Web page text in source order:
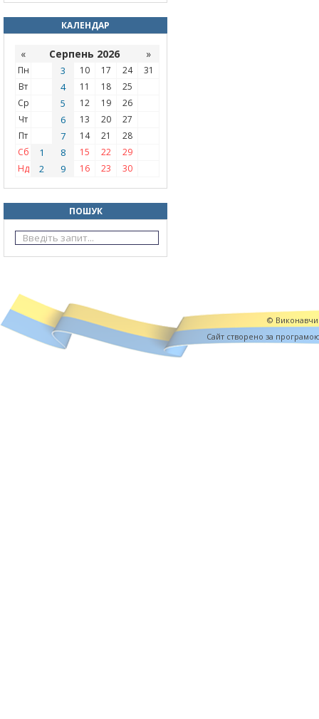
КАЛЕНДАР
« Серпень 2026 »
Пн 3 10 17 24
31
Вт
4 11 18
25
Ср
5 12 19
26
Чт
6 13 20
27
Пт
7 14 21
28
Сб
1 8 15 22
29
Нд
2 9 16 23 30
ПОШУК
©
Cайт створено за